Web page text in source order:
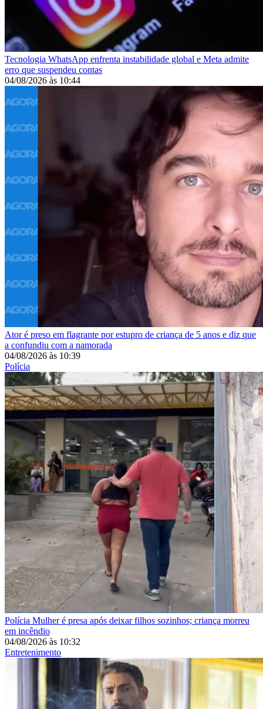
Tecnologia WhatsApp enfrenta instabilidade global e Meta admite
erro que suspendeu contas
04/08/2026 às 10:44
Ator é preso em flagrante por estupro de criança de 5 anos e diz que
a confundiu com a namorada
04/08/2026 às 10:39
Polícia
Polícia Mulher é presa após deixar filhos sozinhos; criança morreu
em incêndio
04/08/2026 às 10:32
Entretenimento